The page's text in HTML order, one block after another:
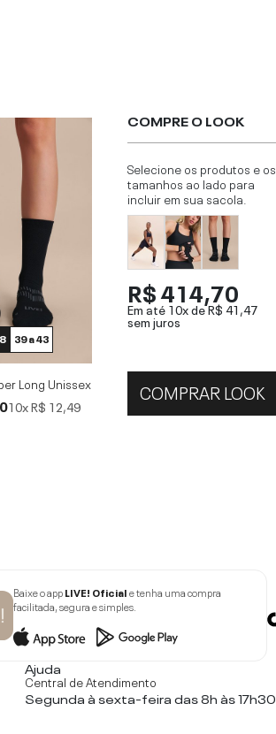
39 a 43
Long Unissex
10xR$ 12,49
COMPRE O LOOK
Selecione os produtos e os
tamanhos ao lado para
incluir em sua sacola.
R$ 414,70
Em até 10x deR$ 41,47
sem juros
COMPRAR LOOK
Baixe o appLIVE! Oficiale tenha uma compra
facilitada, segura e simples.
Ajuda
Central de Atendimento
Segunda à sexta-feira das 8h às 17h30